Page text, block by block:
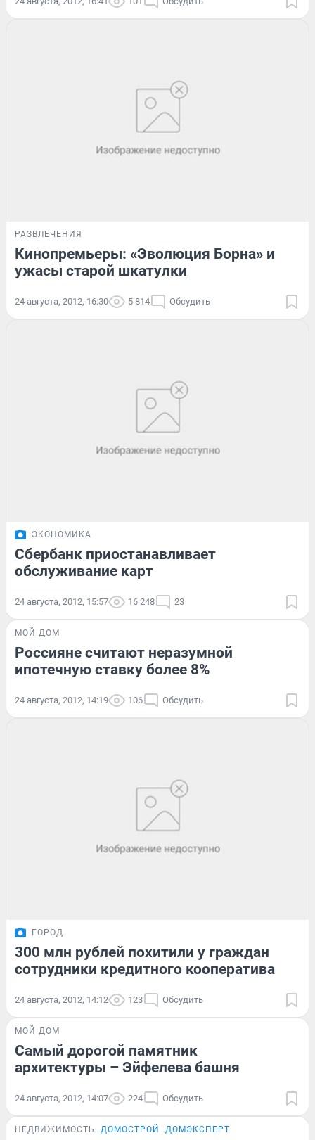
РАЗВЛЕЧЕНИЯ
Кинопремьеры: «Эволюция Борна» и
ужасы старой шкатулки
24 августа, 2012, 16:30 5 814 Обсудить
ЭКОНОМИКА
Сбербанк приостанавливает
обслуживание карт
24 августа, 2012, 15:57 16 248 23
МОЙ ДОМ
Россияне считают неразумной
ипотечную ставку более 8%
24 августа, 2012, 14:19 106 Обсудить
ГОРОД
300 млн рублей похитили у граждан
сотрудники кредитного кооператива
24 августа, 2012, 14:12 123 Обсудить
МОЙ ДОМ
Самый дорогой памятник
архитектуры – Эйфелева башня
24 августа, 2012, 14:07 224 Обсудить
НЕДВИЖИМОСТЬ ДОМОСТРОЙ ДОМЭКСПЕРТ